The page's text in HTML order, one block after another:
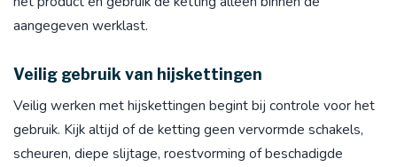
aangegeven werklast.
Veilig gebruik van hijskettingen
Veilig werken met hijskettingen begint bij controle voor het
gebruik. Kijk altijd of de ketting geen vervormde schakels,
scheuren, diepe slijtage, roestvorming of beschadigde